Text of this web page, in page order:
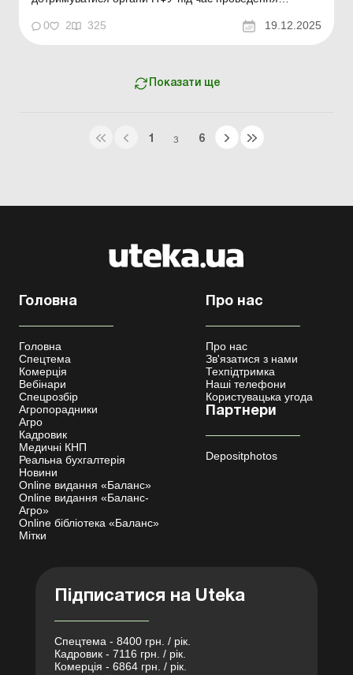
використання страхових коштів з огляду на останні
зміни у законодавстві. У грудні 2025 року набрала
0 2 325 19.12.2025
Показати ще
1 З 6
Головна
Головна
Спецтема
Комерція
Вебінари
Спецрозбір
Агропорадники
Агро
Кадровик
Медичні КНП
Реальна бухгалтерія
Новини
Online видання «Баланс»
Online видання «Баланс-
Агро»
Online бібліотека «Баланс»
Мітки
Про нас
Про нас
Зв'язатися з нами
Техпідтримка
Наші телефони
Користувацька угода
Партнери
Depositphotos
Підписатися на Uteka
Спецтема - 8400 грн. / рік.
Кадровик - 7116 грн. / рік.
Комерція - 6864 грн. / рік.